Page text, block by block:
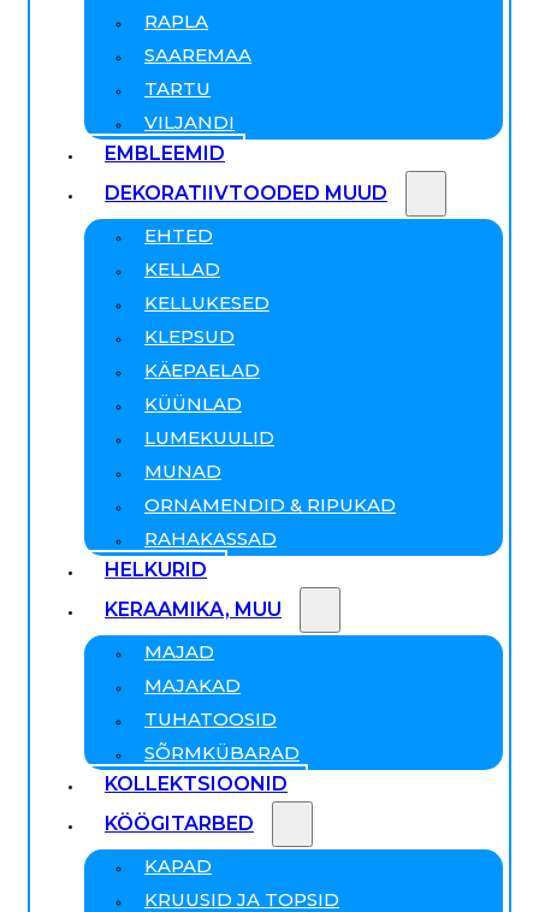
RAPLA
SAAREMAA
TARTU
VILJANDI
EMBLEEMID
DEKORATIIVTOODED MUUD
EHTED
KELLAD
KELLUKESED
KLEPSUD
KÄEPAELAD
KÜÜNLAD
LUMEKUULID
MUNAD
ORNAMENDID & RIPUKAD
RAHAKASSAD
HELKURID
KERAAMIKA, MUU
MAJAD
MAJAKAD
TUHATOOSID
SÕRMKÜBARAD
KOLLEKTSIOONID
KÖÖGITARBED
KAPAD
KRUUSID JA TOPSID